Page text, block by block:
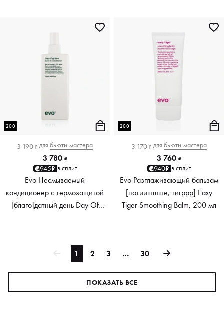
200
3 190 ₽ для бьюти-мастера
3 780 ₽
945₽ в сплит
Evo Несмываемый
кондиционер с термозащитой
[благо]датный день Day Of
200
3 170 ₽ для бьюти-мастера
3 760 ₽
940₽ в сплит
Evo Разглаживающий бальзам
[потиишшше, тигррр] Easy
Tiger Smoothing Balm, 200 мл
1 2 3 … 30
ПОКАЗАТЬ ВСЕ